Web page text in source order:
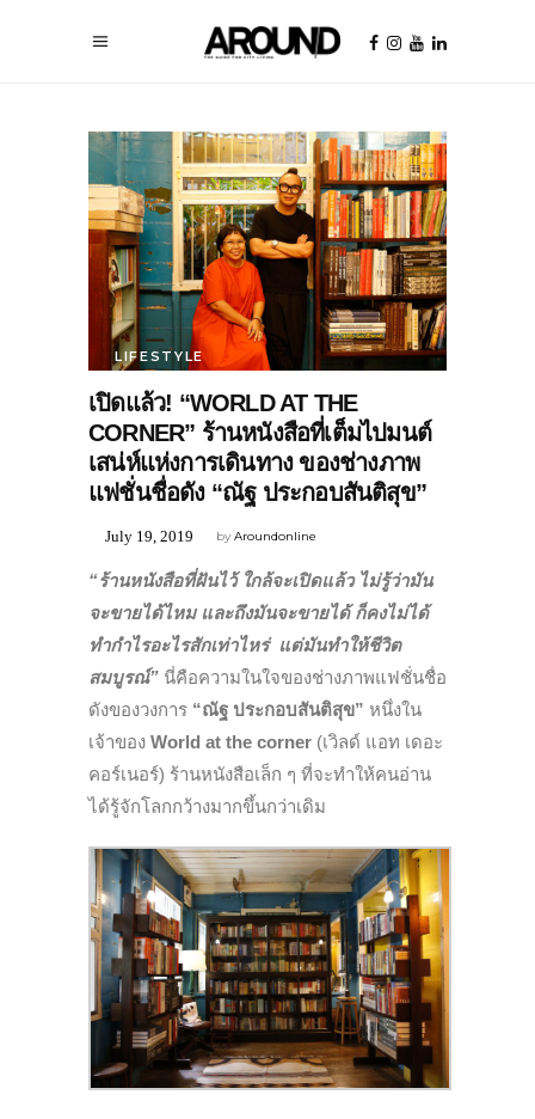
LIFESTYLE
เปิดแล้ว! “WORLD AT THE
CORNER” ร้านหนังสือที่เต็มไปมนต์
เสน่ห์แห่งการเดินทาง ของช่างภาพ
แฟชั่นชื่อดัง “ณัฐ ประกอบสันติสุข”
byAroundonline
July 19, 2019
“ร้านหนังสือที่ฝันไว้ ใกล้จะเปิดแล้ว ไม่รู้ว่ามัน
จะขายได้ไหม และถึงมันจะขายได้ ก็คงไม่ได้
ทำกำไรอะไรสักเท่าไหร่ แต่มันทำให้ชีวิต
สมบูรณ์” นี่คือความในใจของช่างภาพแฟชั่นชื่อ
ดังของวงการ “ณัฐ ประกอบสันติสุข” หนึ่งใน
เจ้าของ World at the corner (เวิลด์ แอท เดอะ
คอร์เนอร์) ร้านหนังสือเล็ก ๆ ที่จะทำให้คนอ่าน
ได้รู้จักโลกกว้างมากขึ้นกว่าเดิม